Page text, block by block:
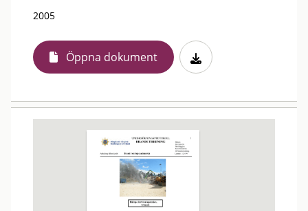
2005
Öppna dokument